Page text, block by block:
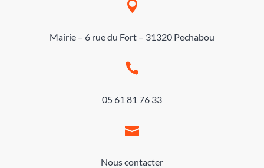

Mairie – 6 rue du Fort – 31320 Pechabou

05 61 81 76 33

Nous contacter